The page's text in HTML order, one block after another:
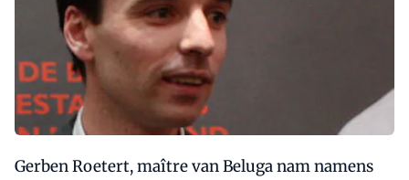
Gerben Roetert, maître van Beluga nam namens